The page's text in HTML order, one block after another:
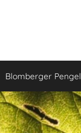
Blomberger Pengel